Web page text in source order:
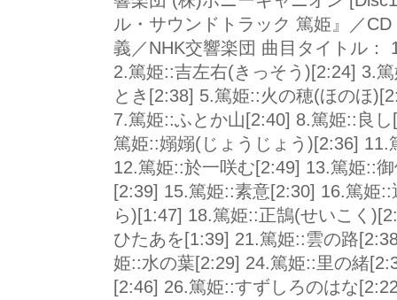
ル・サウンドトラック 篤姫』／
義／NHK交響楽団 曲目タイトル：
2.篤姫::吉左右(きっそう)[2:24] 3.
とき[2:38] 5.篤姫::火の穂(ほのほ
7.篤姫::ふとか山[2:40] 8.篤姫::良
篤姫::嫋嫋(じょうじょう)[2:36]
12.篤姫::於一咲む[2:49] 13.篤姫::
[2:39] 15.篤姫::素意[2:30] 16.篤姫
ら)[1:47] 18.篤姫::正鵠(せいこく
ひたあを[1:39] 21.篤姫::雲の路
姫::水の葉[2:29] 24.篤姫::里の緒
[2:46] 26.篤姫::すずしろのはな